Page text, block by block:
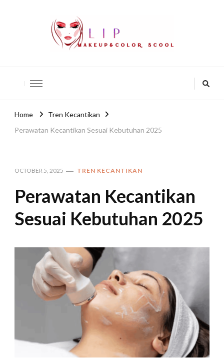
Home
Tren Kecantikan
Perawatan Kecantikan Sesuai Kebutuhan 2025
OCTOBER 5, 2025 TREN KECANTIKAN
Perawatan Kecantikan
Sesuai Kebutuhan 2025